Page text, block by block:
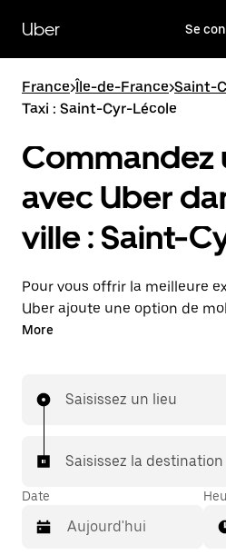
contenu
principal
Uber Se
France>Île-de-France>Saint-
Taxi : Saint-Cyr-Lécole
Commandez
avec Uber
ville : Saint-
Pour vous offrir la meilleure
Uber ajoute une option de
maintenant disponibles dans
More
Saisissez un lieu
Saisissez la destination
Date